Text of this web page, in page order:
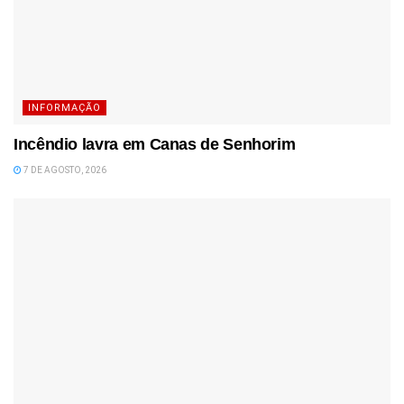
INFORMAÇÃO
Incêndio lavra em Canas de Senhorim
7 DE AGOSTO, 2026